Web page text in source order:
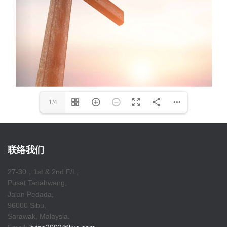
1/4
联络我们
27-30，1st & 2nd F/L,
Pusat Tanahwang,
Jalan Pedada,
96000 Sibu,
Sarawak, Malaysia.